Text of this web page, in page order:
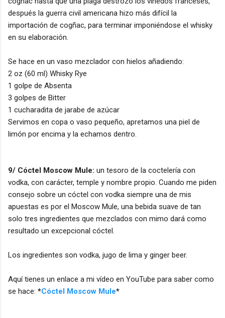
después la guerra civil americana hizo más difícil la
importación de cogñac, para terminar imponiéndose el whisky
en su elaboración.
Se hace en un vaso mezclador con hielos añadiendo:
2 oz (60 ml) Whisky Rye
1 golpe de Absenta
3 golpes de Bitter
1 cucharadita de jarabe de azúcar
Servimos en copa o vaso pequeño, apretamos una piel de
limón por encima y la echamos dentro.
9/ Cóctel Moscow Mule: un tesoro de la coctelería con
vodka, con carácter, temple y nombre propio. Cuando me piden
consejo sobre un cóctel con vodka siempre una de mis
apuestas es por el Moscow Mule, una bebida suave de tan
solo tres ingredientes que mezclados con mimo dará como
resultado un excepcional cóctel.
Los ingredientes son vodka, jugo de lima y ginger beer.
Aquí tienes un enlace a mi vídeo en YouTube para saber como
se hace: *Cóctel Moscow Mule*